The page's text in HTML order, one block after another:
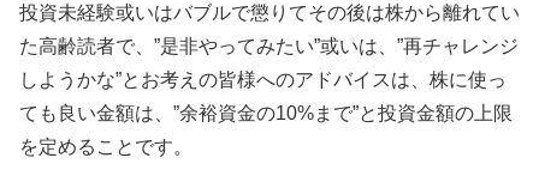
投資未経験或いはバブルで懲りてその後は株から離れてい
た高齢読者で、”是非やってみたい”或いは、”再チャレンジ
しようかな”とお考えの皆様へのアドバイスは、株に使っ
ても良い金額は、”余裕資金の10%まで”と投資金額の上限
を定めることです。